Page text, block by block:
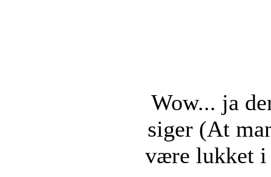
Wow... ja
siger (At
være lukket i